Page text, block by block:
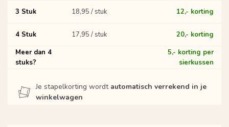
3 Stuk 18,95 / stuk 12,- korting
4 Stuk 17,95 / stuk
20,- korting
Meer dan 4
stuks?
5,- korting per
sierkussen
Je stapelkorting wordt automatisch verrekend in je
winkelwagen